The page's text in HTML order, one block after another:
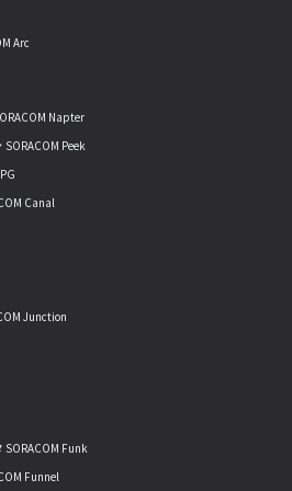
Arc
Napter
Peek
Canal
Junction
Funk
Funnel